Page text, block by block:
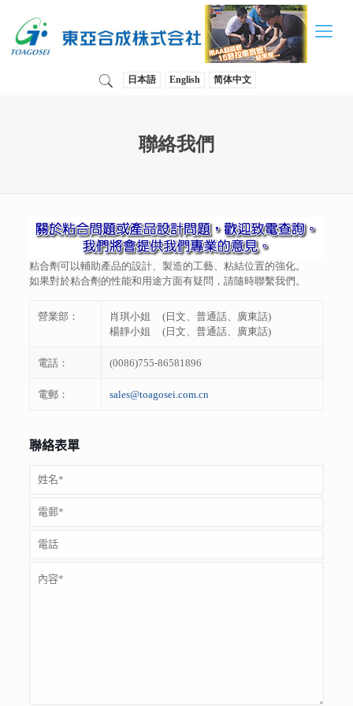
日本語 English 简体中文
聯絡我們
粘合劑可以輔助產品的設計、製造的工藝、粘結位置的強化。
如果對於粘合劑的性能和用途方面有疑問，請隨時聯繫我們。
營業部：
肖琪小姐 (日文、普通話、廣東話)
楊靜小姐 (日文、普通話、廣東話)
電話： (0086)755-86581896
電郵： sales@toagosei.com.cn
聯絡表單